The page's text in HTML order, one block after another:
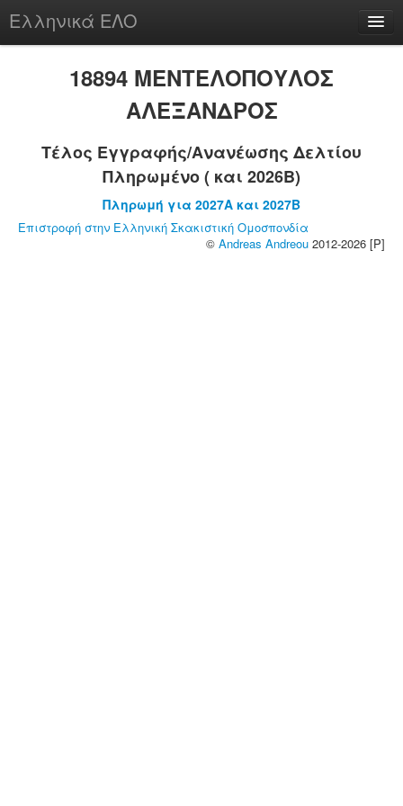
Ελληνικά ΕΛΟ
chesstu.be @ discord
18894 ΜΕΝΤΕΛΟΠΟΥΛΟΣ
ΑΛΕΞΑΝΔΡΟΣ
Τέλος Εγγραφής/Ανανέωσης Δελτίου
Πληρωμένο ( και 2026B)
Πληρωμή για 2027A και 2027B
Επιστροφή στην Ελληνική Σκακιστική Ομοσπονδία
© Andreas Andreou 2012-2026 [P]